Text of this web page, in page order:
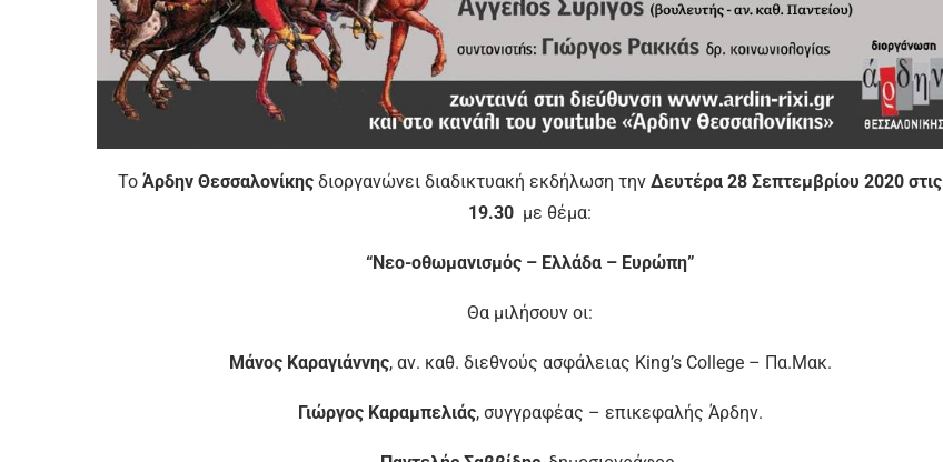
Το Άρδην Θεσσαλονίκης διοργανώνει διαδικτυακή εκδήλωση τηνΔευτέρα 28 Σεπτεμβρίου 2020 στις
19.30 με θέμα:
“Νεο-οθωμανισμός – Ελλάδα – Ευρώπη”
Θα μιλήσουν οι:
Μάνος Καραγιάννης, αν. καθ. διεθνούς ασφάλειας King’s College – Πα.Μακ.
Γιώργος Καραμπελιάς, συγγραφέας – επικεφαλής Άρδην.